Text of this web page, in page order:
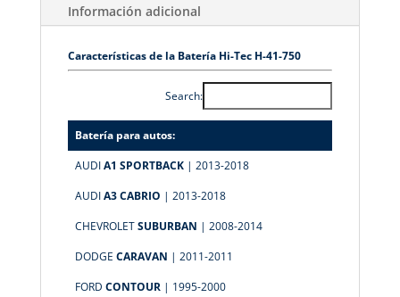
Información adicional
Características de la Batería Hi-Tec H-41-750
Search:
Batería para autos:
AUDIA1 SPORTBACK| 2013-2018
AUDIA3 CABRIO | 2013-2018
CHEVROLETSUBURBAN | 2008-2014
DODGE CARAVAN | 2011-2011
FORD CONTOUR| 1995-2000